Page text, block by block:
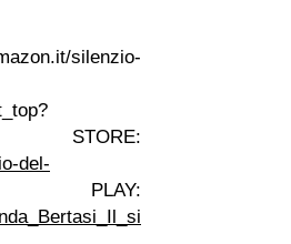
silenzio-
del-